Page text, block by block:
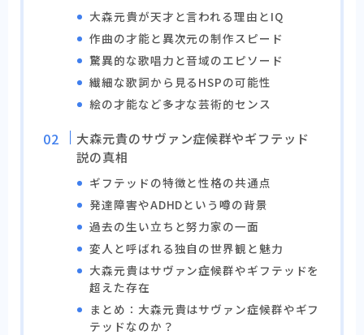
大森元貴が天才と言われる理由とIQ
作曲の才能と異次元の制作スピード
驚異的な歌唱力と音域のエピソード
繊細な歌詞から見るHSPの可能性
絵の才能など多才な芸術的センス
大森元貴のサヴァン症候群やギフテッド
説の真相
ギフテッドの特徴と性格の共通点
発達障害やADHDという噂の背景
過去の生い立ちと努力家の一面
変人と呼ばれる独自の世界観と魅力
大森元貴はサヴァン症候群やギフテッドを
超えた存在
まとめ：大森元貴はサヴァン症候群やギフ
テッドなのか？